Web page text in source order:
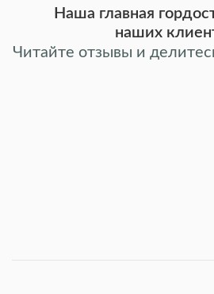
Наша главная
наших
Читайте отзывы и